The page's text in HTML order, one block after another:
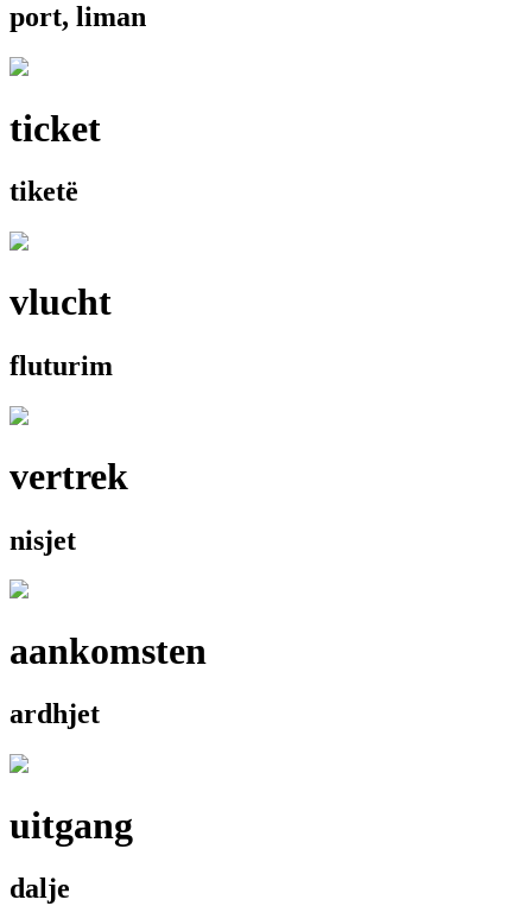
port, liman
ticket
tiketë
vlucht
fluturim
vertrek
nisjet
aankomsten
ardhjet
uitgang
dalje